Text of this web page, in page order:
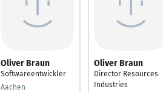
Oliver Braun
Softwareentwickler
Aachen
Oliver Braun
Director Resources
Industries